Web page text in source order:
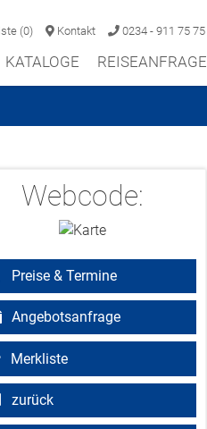
(0) Kontakt 0234 - 911 75 75
KATALOGE REISEANFRAGE
Webcode:
Preise & Termine
Angebotsanfrage
Merkliste
zurück